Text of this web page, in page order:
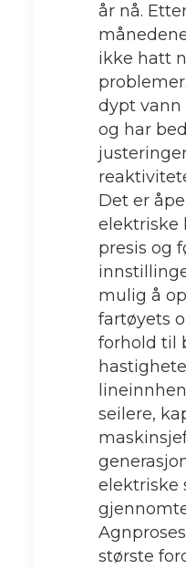
år nå.
ikke hatt
dypt vann
og har
Det er
elektriske
presis og
mulig å
fartøyets
forhold til
seilere,
elektriske
største